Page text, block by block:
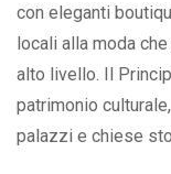
con eleganti
locali alla moda
alto livello. Il
patrimonio
palazzi e chiese